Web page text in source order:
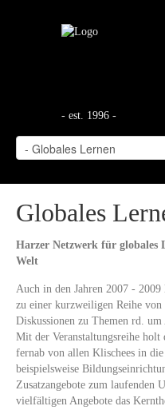
- est. 1996 -
Globales
Harzer Netzwerk für globales
Welt
Auch in den Jahren 2007 - 2009
zu einer kurzweiligen Reihe von
Diskussionen zu Themen rd.
Mit der Veranstaltungsreihe holt
fernab von allen Klischees in
beispielsweise
Zusatzangebote zum laufenden
vielfältigen Angebote das